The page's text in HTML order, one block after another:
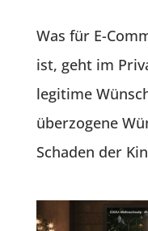
Was für E-
ist, geht im
legitime
überzogene
Schaden der